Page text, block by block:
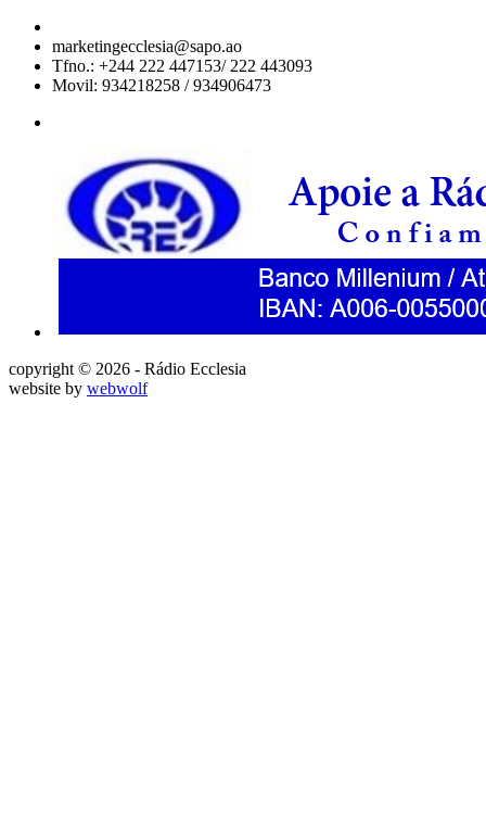
marketingecclesia@sapo.ao
Tfno.: +244 222 447153/ 222 443093
Movil: 934218258 / 934906473
copyright © 2026 - Rádio Ecclesia
website by webwolf